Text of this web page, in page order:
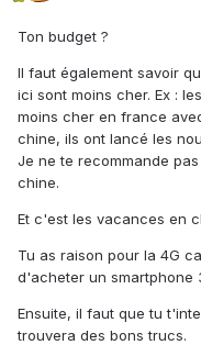
Ton budget ?
Il faut également savoir
ici sont moins cher. Ex :
moins cher en france
chine, ils ont lancé les
Je ne te recommande
chine.
Et c'est les vacances en
Tu as raison pour la 4G
d'acheter un smartphone
Ensuite, il faut que tu
trouvera des bons trucs.